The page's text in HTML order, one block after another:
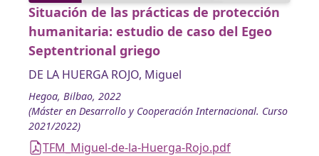
Situación de las prácticas de protección
humanitaria: estudio de caso del Egeo
Septentrional griego
DE LA HUERGA ROJO, Miguel
Hegoa, Bilbao, 2022
(Máster en Desarrollo y Cooperación Internacional. Curso
2021/2022)
TFM_Miguel-de-la-Huerga-Rojo.pdf